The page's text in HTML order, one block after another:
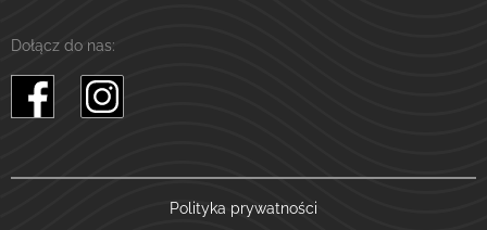
Dołącz do nas:
Polityka prywatności